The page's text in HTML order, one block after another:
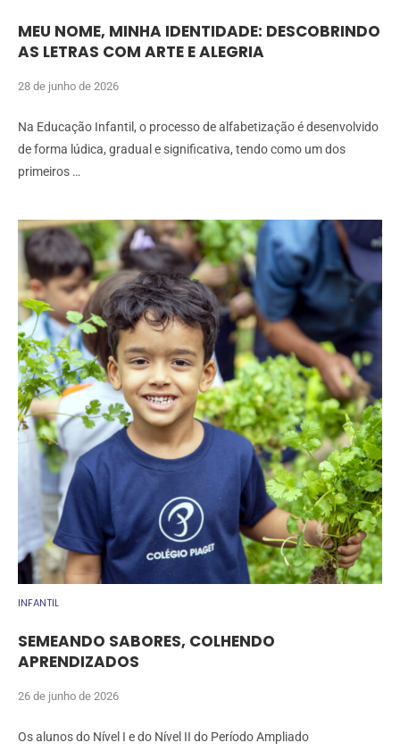
MEU NOME, MINHA IDENTIDADE: DESCOBRINDO
AS LETRAS COM ARTE E ALEGRIA
28 de junho de 2026
Na Educação Infantil, o processo de alfabetização é desenvolvido
de forma lúdica, gradual e significativa, tendo como um dos
primeiros …
INFANTIL
SEMEANDO SABORES, COLHENDO
APRENDIZADOS
26 de junho de 2026
Os alunos do Nível I e do Nível II do Período Ampliado